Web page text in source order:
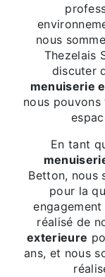
nous
Thezelais
discuter
menuiserie
nous
En tant
Betton, nous
pour la
réalisé de
exterieure
ans, et nous